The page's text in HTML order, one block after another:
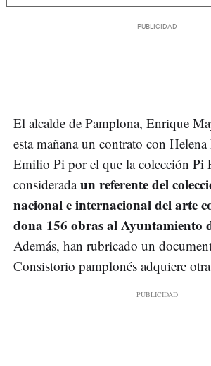
El alcalde de Pamplona, Enrique
esta mañana un contrato con
Emilio Pi por el que la colección Pi
consideradaun referente del
nacional e internacional del arte
dona 156 obras al Ayuntamiento
Además, han rubricado un
Consistorio pamplonés adquiere